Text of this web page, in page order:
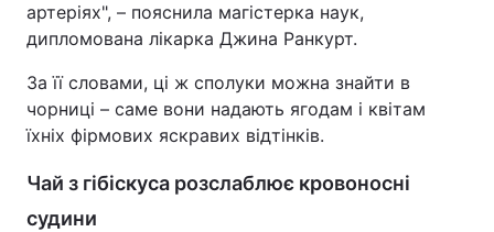
артеріях", – пояснила магістерка наук,
дипломована лікарка Джина Ранкурт.
За її словами, ці ж сполуки можна знайти в
чорниці – саме вони надають ягодам і квітам
їхніх фірмових яскравих відтінків.
Чай з гібіскуса розслаблює кровоносні
судини